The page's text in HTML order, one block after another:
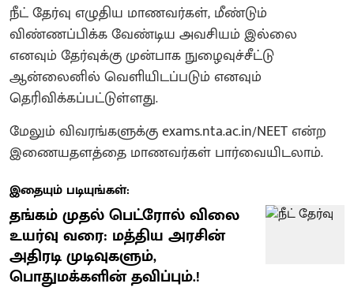
நீட் தேர்வு எழுதிய மாணவர்கள், மீண்டும்
விண்ணப்பிக்க வேண்டிய அவசியம் இல்லை
எனவும் தேர்வுக்கு முன்பாக நுழைவுச்சீட்டு
ஆன்லைனில் வெளியிடப்படும் எனவும்
தெரிவிக்கப்பட்டுள்ளது.
மேலும் விவரங்களுக்கு exams.nta.ac.in/NEET என்ற
இணையதளத்தை மாணவர்கள் பார்வையிடலாம்.
இதையும் படியுங்கள்:
தங்கம் முதல் பெட்ரோல் விலை
உயர்வு வரை: மத்திய அரசின்
அதிரடி முடிவுகளும்,
பொதுமக்களின் தவிப்பும்.!